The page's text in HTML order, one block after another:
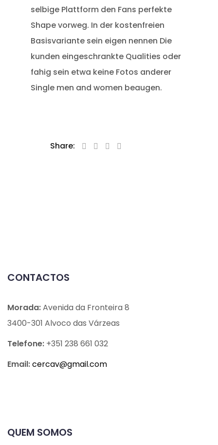
selbige Plattform den Fans perfekte
Shape vorweg. In der kostenfreien
Basisvariante sein eigen nennen Die
kunden eingeschrankte Qualities oder
fahig sein etwa keine Fotos anderer
Single men and women beaugen.
Share:
CONTACTOS
Morada:Avenida da Fronteira 8
3400-301 Alvoco das Várzeas
Telefone: +351 238 661 032
Email:cercav@gmail.com
QUEM SOMOS